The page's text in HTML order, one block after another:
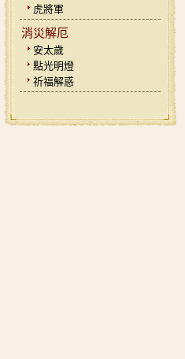
虎將軍
消災解厄
安太歲
點光明燈
祈福解惑